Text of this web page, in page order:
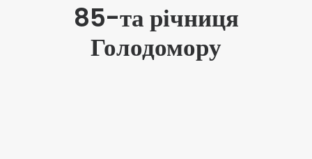
“ВІСНИК”/”ΑΓΓΕΛΙΑΦΌΡΟΣ”
85-та річниця
Голодомору